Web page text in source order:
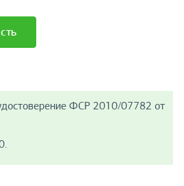
ФСР 2010/07782 от